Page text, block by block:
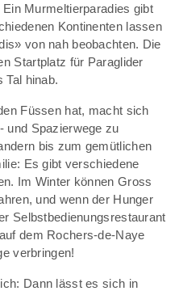
Murmeltierparadies gibt
Kontinenten lassen
von nah beobachten. Die
Startplatz für Paraglider
Tal hinab.
Füssen hat, macht sich
und Spazierwege zu
bis zum gemütlichen
Es gibt verschiedene
Im Winter können Gross
und wenn der Hunger
Selbstbedienungsrestaurant
dem Rochers-de-Naye
verbringen!
Dann lässt es sich in